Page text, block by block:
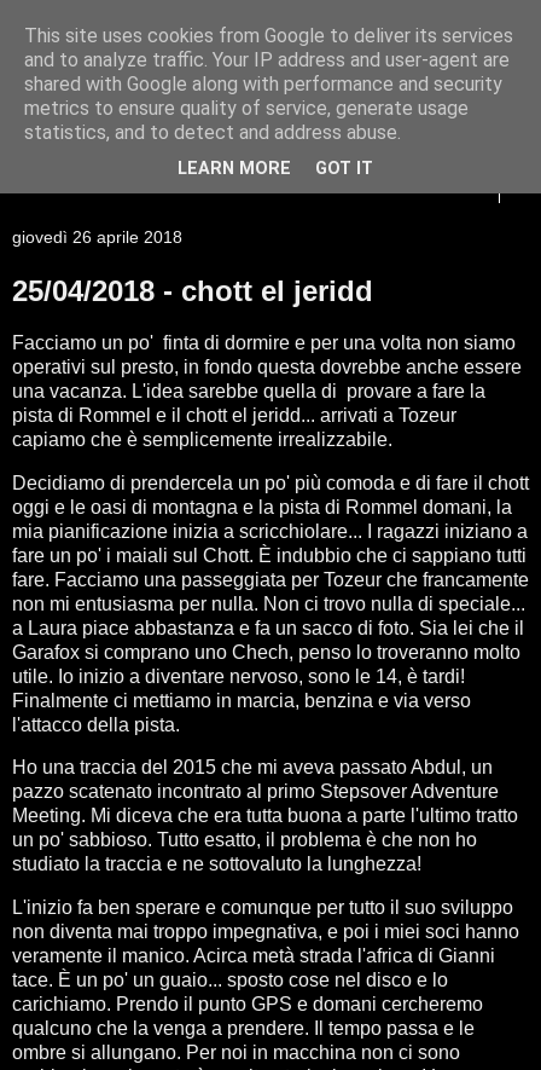
Racconti di viaggio di un
Giessista atipico
giovedì 26 aprile 2018
25/04/2018 - chott el jeridd
Facciamo un po' finta di dormire e per una volta non siamo
operativi sul presto, in fondo questa dovrebbe anche essere
una vacanza. L'idea sarebbe quella di provare a fare la
pista di Rommel e il chott el jeridd... arrivati a Tozeur
capiamo che è semplicemente irrealizzabile.
Decidiamo di prendercela un po' più comoda e di fare il chott
oggi e le oasi di montagna e la pista di Rommel domani, la
mia pianificazione inizia a scricchiolare... I ragazzi iniziano a
fare un po' i maiali sul Chott. È indubbio che ci sappiano tutti
fare. Facciamo una passeggiata per Tozeur che francamente
non mi entusiasma per nulla. Non ci trovo nulla di speciale...
a Laura piace abbastanza e fa un sacco di foto. Sia lei che il
Garafox si comprano uno Chech, penso lo troveranno molto
utile. Io inizio a diventare nervoso, sono le 14, è tardi!
Finalmente ci mettiamo in marcia, benzina e via verso
l'attacco della pista.
Ho una traccia del 2015 che mi aveva passato Abdul, un
pazzo scatenato incontrato al primo Stepsover Adventure
Meeting. Mi diceva che era tutta buona a parte l'ultimo tratto
un po' sabbioso. Tutto esatto, il problema è che non ho
studiato la traccia e ne sottovaluto la lunghezza!
L'inizio fa ben sperare e comunque per tutto il suo sviluppo
non diventa mai troppo impegnativa, e poi i miei soci hanno
veramente il manico. Acirca metà strada l'africa di Gianni
tace. È un po' un guaio... sposto cose nel disco e lo
carichiamo. Prendo il punto GPS e domani cercheremo
qualcuno che la venga a prendere. Il tempo passa e le
ombre si allungano. Per noi in macchina non ci sono
This site uses cookies from Google to deliver its services
and to analyze traffic. Your IP address and user-agent are
shared with Google along with performance and security
metrics to ensure quality of service, generate usage
statistics, and to detect and address abuse.
LEARN MORE GOT IT